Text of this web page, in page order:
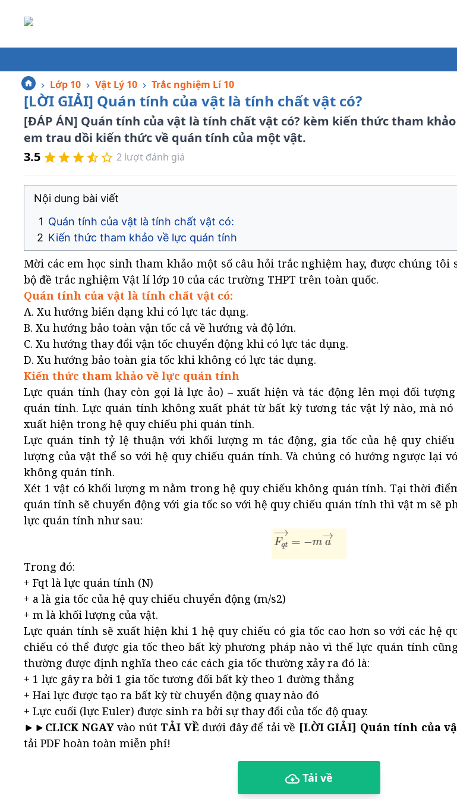
Lớp 10 Vật Lý 10 Trắc nghiệm Lí 10
[LỜI GIẢI] Quán tính của vật là tính chất vật có?
[ĐÁP ÁN] Quán tính của vật là tính chất vật có? kèm kiến thức tham
em trau dồi kiến thức về quán tính của một vật.
3.5
2 lượt đánh giá
Nội dung bài viết
Quán tính của vật là tính chất vật có:
Kiến thức tham khảo về lực quán tính
Mời các em học sinh tham khảo một số câu hỏi trắc nghiệm hay, được chúng tôi
bộ đề trắc nghiệm Vật lí lớp 10 của các trường THPT trên toàn quốc.
Quán tính của vật là tính chất vật có:
A. Xu hướng biến dạng khi có lực tác dụng.
B. Xu hướng bảo toàn vận tốc cả về hướng và độ lớn.
C. Xu hướng thay đổi vận tốc chuyển động khi có lực tác dụng.
D. Xu hướng bảo toàn gia tốc khi không có lực tác dụng.
Kiến thức tham khảo về lực quán tính
Lực quán tính (hay còn gọi là lực ảo) – xuất hiện và tác động lên mọi đối
quán tính. Lực quán tính không xuất phát từ bất kỳ tương tác vật lý nào, mà
xuất hiện trong hệ quy chiếu phi quán tính.
Lực quán tính tỷ lệ thuận với khối lượng m tác động, gia tốc của hệ quy
lượng của vật thể so với hệ quy chiếu quán tính. Và chúng có hướng ngược lại
không quán tính.
Xét 1 vật có khối lượng m nằm trong hệ quy chiếu không quán tính. Tại thời
quán tính sẽ chuyển động với gia tốc so với hệ quy chiếu quán tính thì vật m sẽ
lực quán tính như sau:
Trong đó:
+ Fqt là lực quán tính (N)
+ a là gia tốc của hệ quy chiếu chuyển động (m/s2)
+ m là khối lượng của vật.
Lực quán tính sẽ xuất hiện khi 1 hệ quy chiếu có gia tốc cao hơn so với các hệ
chiếu có thể được gia tốc theo bất kỳ phương pháp nào vì thế lực quán tính
thường được định nghĩa theo các cách gia tốc thường xảy ra đó là:
+ 1 lực gây ra bởi 1 gia tốc tương đối bất kỳ theo 1 đường thẳng
+ Hai lực được tạo ra bất kỳ từ chuyển động quay nào đó
+ Lực cuối (lực Euler) được sinh ra bởi sự thay đổi của tốc độ quay.
►► CLICK NGAYvào nútTẢI VỀdưới đây để tải về [LỜI GIẢI] Quán tính của
tải PDF hoàn toàn miễn phí!
Tải về